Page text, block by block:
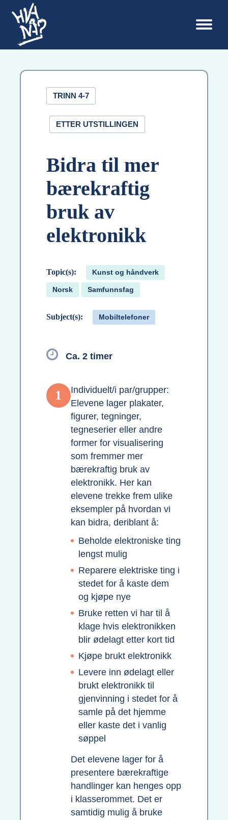
TRINN 4-7
ETTER UTSTILLINGEN
Bidra til mer
bærekraftig
bruk av
elektronikk
Topic(s): Kunst og håndverk
Norsk Samfunnsfag
Subject(s): Mobiltelefoner
Ca. 2 timer
1
Individuelt/i par/grupper:
Elevene lager plakater,
figurer, tegninger,
tegneserier eller andre
former for visualisering
som fremmer mer
bærekraftig bruk av
elektronikk. Her kan
elevene trekke frem ulike
eksempler på hvordan vi
kan bidra, deriblant å:
Beholde elektroniske ting
lengst mulig
Reparere elektriske ting i
stedet for å kaste dem
og kjøpe nye
Bruke retten vi har til å
klage hvis elektronikken
blir ødelagt etter kort tid
Kjøpe brukt elektronikk
Levere inn ødelagt eller
brukt elektronikk til
gjenvinning i stedet for å
samle på det hjemme
eller kaste det i vanlig
søppel
Det elevene lager for å
presentere bærekraftige
handlinger kan henges opp
i klasserommet. Det er
samtidig mulig å bruke